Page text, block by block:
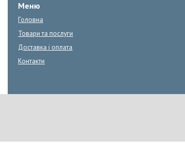
Меню
Головна
Товари та послуги
Доставка і оплата
Контакти